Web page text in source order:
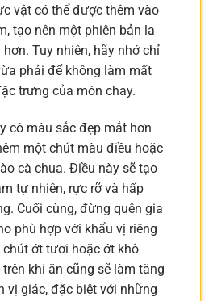
vật có thể được thêm vào
tạo nên một phiên bản la
Tuy nhiên, hãy nhớ chỉ
phải để không làm mất
trưng của món chay.
có màu sắc đẹp mắt hơn
một chút màu điều hoặc
cà chua. Điều này sẽ tạo
tự nhiên, rực rỡ và hấp
Cuối cùng, đừng quên gia
phù hợp với khẩu vị riêng
ớt tươi hoặc ớt khô
khi ăn cũng sẽ làm tăng
vị giác, đặc biệt với những